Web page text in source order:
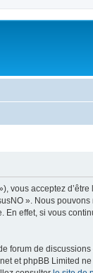
vous acceptez
». Nous
effet, si vous
forum de
et phpBB Limited